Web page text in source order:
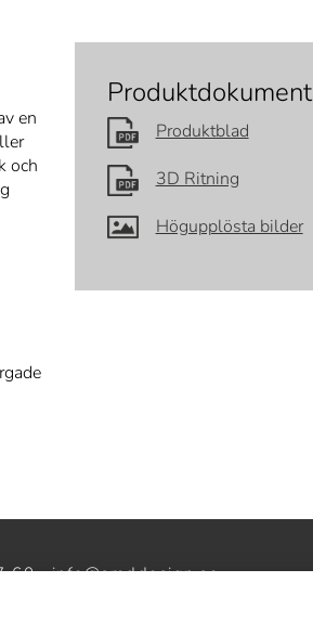
en
och
Produktdokument
Produktblad
3D Ritning
Högupplösta bilder
60 ·info@smddesign.se